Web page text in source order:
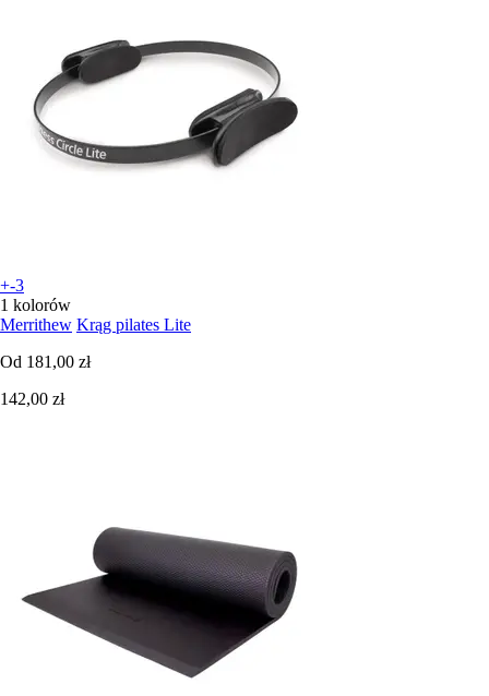
+-3
1 kolorów
Merrithew Krąg pilates Lite
Od 181,00 zł
142,00 zł